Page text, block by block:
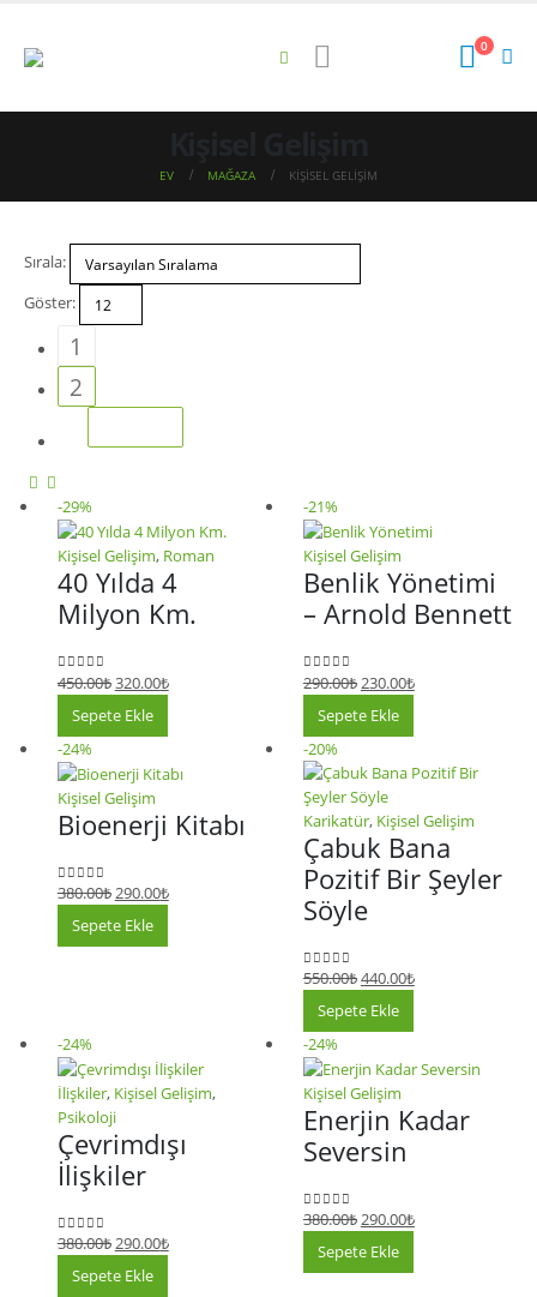
0
EV MAĞAZA KIŞISEL GELIŞIM
Sırala:
Göster:
1
2
-29%
Kişisel Gelişim, Roman
40 Yılda 4
Milyon Km.
05 üzerinden
450.00₺320.00₺
Sepete Ekle
-21%
Kişisel Gelişim
Benlik Yönetimi
– Arnold Bennett
05 üzerinden
290.00₺ 230.00₺
Sepete Ekle
-24%
Kişisel Gelişim
Bioenerji Kitabı
05 üzerinden
380.00₺290.00₺
Sepete Ekle
-20%
Karikatür, Kişisel Gelişim
Çabuk Bana
Pozitif Bir Şeyler
Söyle
05 üzerinden
550.00₺440.00₺
Sepete Ekle
-24%
İlişkiler, Kişisel Gelişim,
Psikoloji
Çevrimdışı
İlişkiler
05 üzerinden
380.00₺290.00₺
Sepete Ekle
-24%
Kişisel Gelişim
Enerjin Kadar
Seversin
05 üzerinden
380.00₺290.00₺
Sepete Ekle